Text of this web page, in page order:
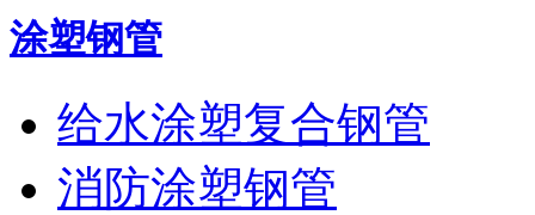
涂塑钢管
给水涂塑复合钢管
消防涂塑钢管